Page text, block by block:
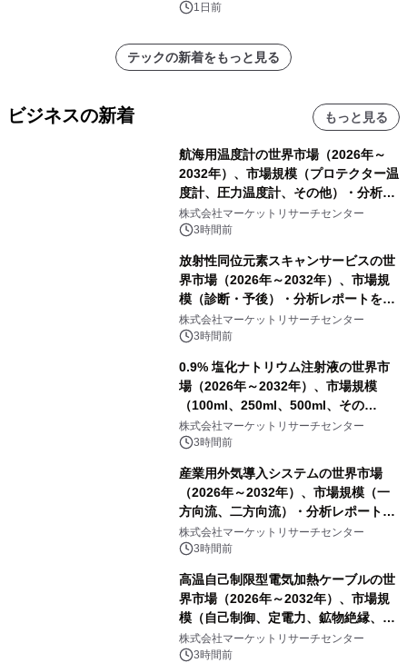
1日前
テックの新着をもっと見る
ビジネスの新着 もっと見る
航海用温度計の世界市場（2026年～
2032年）、市場規模（プロテクター温
度計、圧力温度計、その他）・分析レ
ポートを発表
株式会社マーケットリサーチセンター
3時間前
放射性同位元素スキャンサービスの世
界市場（2026年～2032年）、市場規
模（診断・予後）・分析レポートを発
表
株式会社マーケットリサーチセンター
3時間前
0.9% 塩化ナトリウム注射液の世界市
場（2026年～2032年）、市場規模
（100ml、250ml、500ml、その
他）・分析レポートを発表
株式会社マーケットリサーチセンター
3時間前
産業用外気導入システムの世界市場
（2026年～2032年）、市場規模（一
方向流、二方向流）・分析レポートを
発表
株式会社マーケットリサーチセンター
3時間前
高温自己制限型電気加熱ケーブルの世
界市場（2026年～2032年）、市場規
模（自己制御、定電力、鉱物絶縁、表
皮効果）・分析レポートを発表
株式会社マーケットリサーチセンター
3時間前